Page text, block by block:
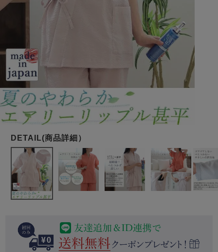
春 夏
ガールズパジャマ
春 夏 冬
サッカー/ちぢみ 楊
起毛/フランネル
柄物
売れ筋ランキング
すべての生地一覧はこちら
インナーウェア カタログギフト
売れ筋ランキング
- Item Ranking -
- New Arrival -
目的別でさがす一覧はこちら
すべてのメン
ズ
パジャマ
長袖 半袖 七分袖
前開き かぶり スリーパー
作務衣
ーブ
上着単品